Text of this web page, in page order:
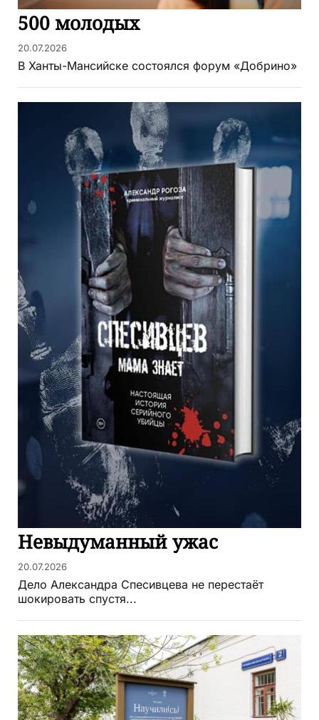
500 молодых
20.07.2026
В Ханты-Мансийске состоялся форум «Добрино»
Невыдуманный ужас
20.07.2026
Дело Александра Спесивцева не перестаёт
шокировать спустя...